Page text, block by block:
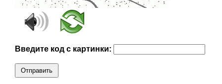
Введите код с картинки:
Отправить